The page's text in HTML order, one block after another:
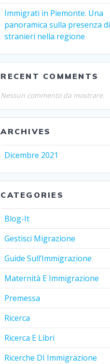
Immigrati in Piemonte. Una
panoramica sulla presenza di
stranieri nella regione
RECENT COMMENTS
Nessun commento da mostrare.
ARCHIVES
Dicembre 2021
CATEGORIES
Blog-It
Gestisci Migrazione
Guide Sull’Immigrazione
Maternità E Immigrazione
Premessa
Ricerca
Ricerca E Libri
Ricerche DI Immigrazione